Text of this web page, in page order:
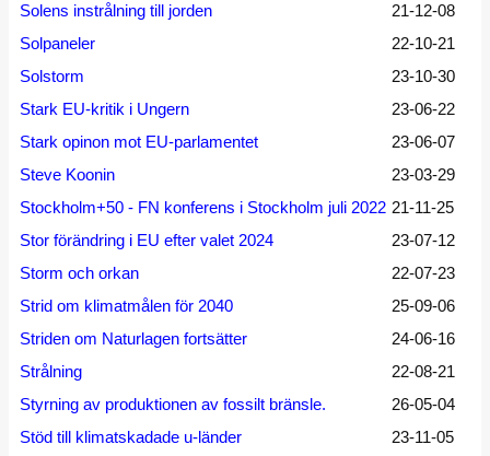
Solens instrålning till jorden
21-12-08
Solpaneler
22-10-21
Solstorm
23-10-30
Stark EU-kritik i Ungern
23-06-22
Stark opinon mot EU-parlamentet
23-06-07
Steve Koonin
23-03-29
Stockholm+50 - FN konferens i Stockholm juli 2022 21-11-25
Stor förändring i EU efter valet 2024
23-07-12
Storm och orkan
22-07-23
Strid om klimatmålen för 2040
25-09-06
Striden om Naturlagen fortsätter
24-06-16
Strålning
22-08-21
Styrning av produktionen av fossilt bränsle.
26-05-04
Stöd till klimatskadade u-länder
23-11-05